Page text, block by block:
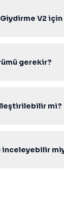
V2 için
gerekir?
mi?
inceleyebilir